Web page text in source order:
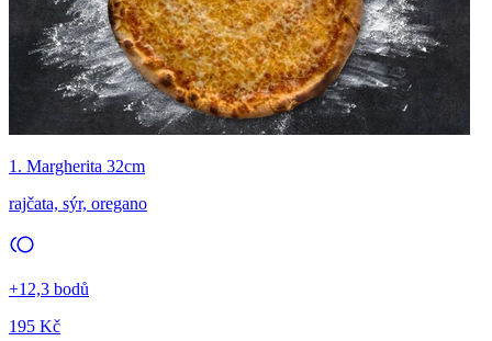
1. Margherita 32cm
rajčata, sýr, oregano
+12,3 bodů
195 Kč